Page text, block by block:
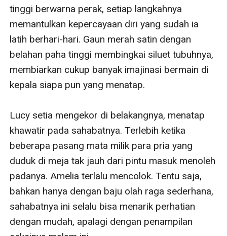
tinggi berwarna perak, setiap langkahnya
memantulkan kepercayaan diri yang sudah ia
latih berhari-hari. Gaun merah satin dengan
belahan paha tinggi membingkai siluet tubuhnya,
membiarkan cukup banyak imajinasi bermain di
kepala siapa pun yang menatap.
Lucy setia mengekor di belakangnya, menatap
khawatir pada sahabatnya. Terlebih ketika
beberapa pasang mata milik para pria yang
duduk di meja tak jauh dari pintu masuk menoleh
padanya. Amelia terlalu mencolok. Tentu saja,
bahkan hanya dengan baju olah raga sederhana,
sahabatnya ini selalu bisa menarik perhatian
dengan mudah, apalagi dengan penampilan